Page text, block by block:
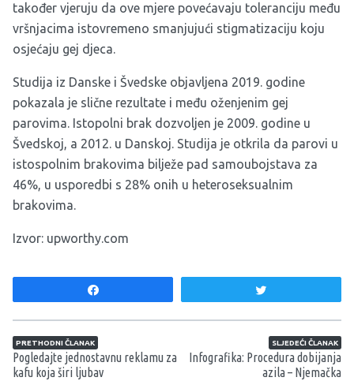
također vjeruju da ove mjere povećavaju toleranciju među
vršnjacima istovremeno smanjujući stigmatizaciju koju
osjećaju gej djeca.
Studija iz Danske i Švedske objavljena 2019. godine
pokazala je slične rezultate i među oženjenim gej
parovima. Istopolni brak dozvoljen je 2009. godine u
Švedskoj, a 2012. u Danskoj. Studija je otkrila da parovi u
istospolnim brakovima bilježe pad samoubojstava za
46%, u usporedbi s 28% onih u heteroseksualnim
brakovima.
Izvor: upworthy.com
Navigacija članaka
PRETHODNI ČLANAK
Pogledajte jednostavnu reklamu za
kafu koja širi ljubav
SLJEDEĆI ČLANAK
Infografika: Procedura dobijanja
azila – Njemačka